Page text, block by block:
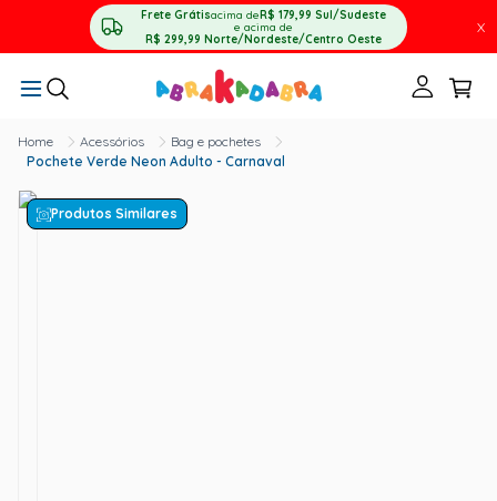
Frete Grátisacima deR$ 179,99 Sul/Sudeste
e acima de
R$ 299,99 Norte/Nordeste/Centro Oeste
X
Acessórios
Bag e pochetes
Pochete Verde Neon Adulto - Carnaval
Produtos Similares